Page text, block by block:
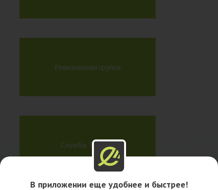
Ревизионная группа
Служба ТБ и ОТ
В приложении еще удобнее и быстрее!